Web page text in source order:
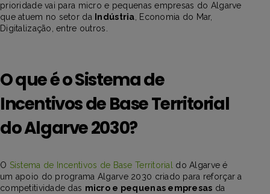
prioridade vai para micro e pequenas empresas do Algarve
que atuem no setor da Indústria, Economia do Mar,
Digitalização, entre outros.
O que é o Sistema de
Incentivos de Base Territorial
do Algarve 2030?
O Sistema de Incentivos de Base Territorial do Algarve é
um apoio do programa Algarve 2030 criado para reforçar a
competitividade das micro e pequenas empresas da